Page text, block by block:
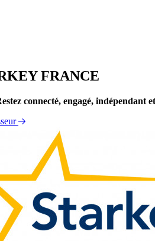
solutions auditives Starkey
FRANCE
connecté, engagé, indépendant